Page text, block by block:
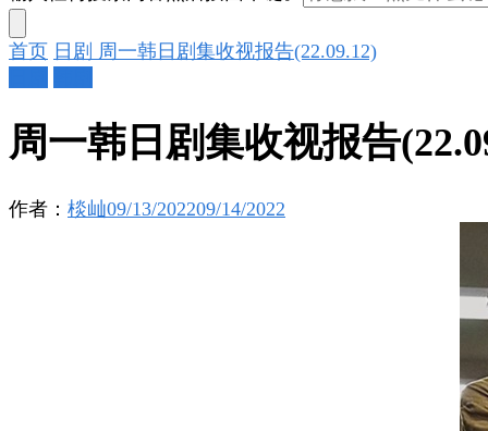
什
么
东
西
吗?
首页 日剧 周一韩日剧集收视报告(22.09.12)
周一韩日剧集收视报告
作者： 棪屾09/13/202209/14/2022